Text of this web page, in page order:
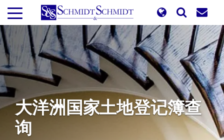
到
主
要
内
容
大洋洲国家土地登记簿查
询